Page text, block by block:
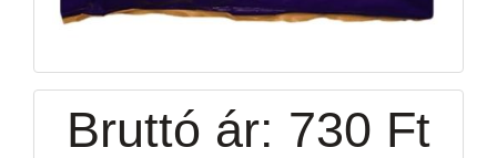
Bruttó ár: 730 Ft